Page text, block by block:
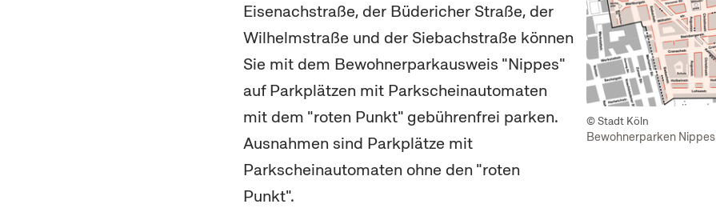
© Stadt Köln
Bewohnerparken Nippes
Eisenachstraße, der Büdericher Straße, der
Wilhelmstraße und der Siebachstraße können
Sie mit dem Bewohnerparkausweis "Nippes"
auf Parkplätzen mit Parkscheinautomaten
mit dem "roten Punkt" gebührenfrei parken.
Ausnahmen sind Parkplätze mit
Parkscheinautomaten ohne den "roten
Punkt".